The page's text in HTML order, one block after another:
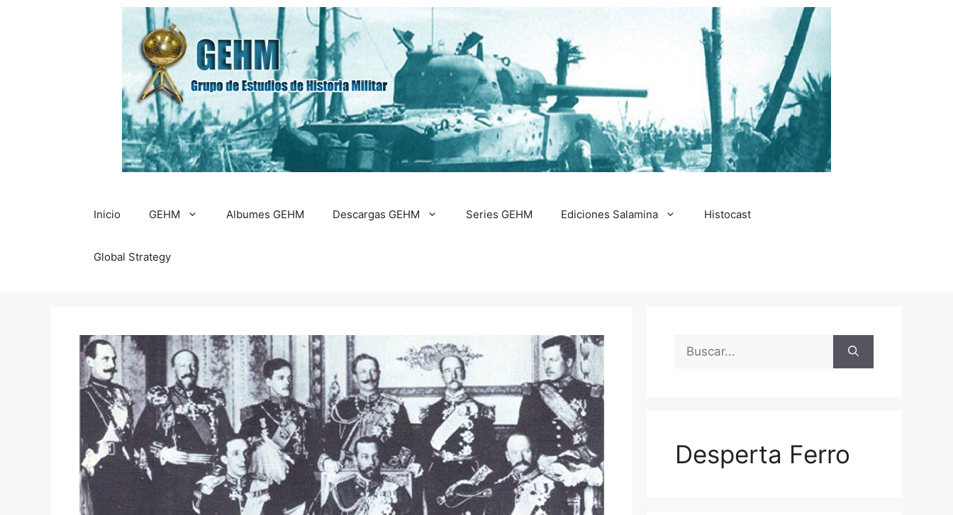
Inicio GEHM Albumes GEHM Descargas GEHM Series GEHM Ediciones Salamina Histocast
Global Strategy
Buscar:
Desperta Ferro